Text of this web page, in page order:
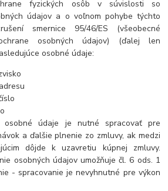
fyzických osôb v súvislosti so
údajov a o voľnom pohybe týchto
smernice 95/46/ES (všeobecné
osobných údajov) (ďalej len
osobné údaje:
osobné údaje je nutné spracovať pre
a ďalšie plnenie zo zmluvy, ak medzi
dôjde k uzavretiu kúpnej zmluvy.
osobných údajov umožňuje čl. 6 ods. 1
- spracovanie je nevyhnutné pre výkon